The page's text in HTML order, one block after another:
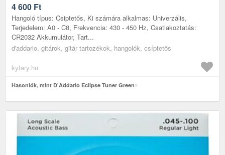
4 600 Ft
Hangoló típus: Csiptetős, Ki számára alkalmas: Univerzális,
Terjedelem: A0 - C8, Frekvencia: 430 - 450 Hz, Csatlakoztatás:
CR2032 Akkumulátor, Tart...
d'addario, gitárok, gitár tartozékok, hangolók, csíptetős
kytary.hu
Hasonlók, mint D'Addario Eclipse Tuner Green